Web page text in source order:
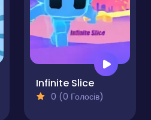
Infinite Slice
0 (0 Голосів)